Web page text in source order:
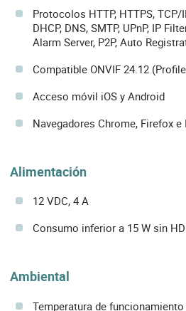
Protocolos HTTP, HTTPS, TCP/
DHCP, DNS, SMTP, UPnP, IP
Alarm Server, P2P, Auto
Compatible ONVIF 24.12 (Profile
Acceso móvil iOS y Android
Navegadores Chrome, Firefox e
Alimentación
12 VDC, 4 A
Consumo inferior a 15 W sin
Ambiental
Temperatura de funcionamiento